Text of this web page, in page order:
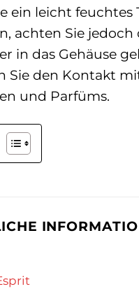
ein leicht feuchtes
achten Sie jedoch
in das Gehäuse
Sie den Kontakt
und Parfüms.